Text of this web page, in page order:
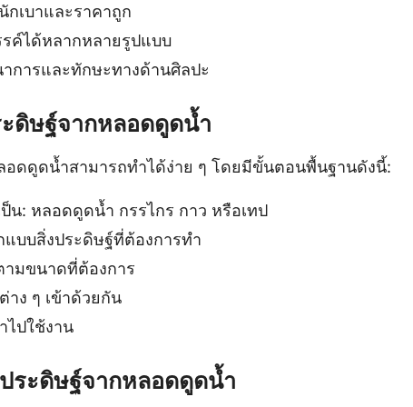
เบาและราคาถูก
รค์ได้หลากหลายรูปแบบ
การและทักษะทางด้านศิลปะ
ดิษฐ์จากหลอดดูดน้ำ
อดดูดน้ำสามารถทำได้ง่าย ๆ โดยมีขั้นตอนพื้นฐานดังนี้:
น: หลอดดูดน้ำ กรรไกร กาว หรือเทป
แบบสิ่งประดิษฐ์ที่ต้องการทำ
มขนาดที่ต้องการ
ง ๆ เข้าด้วยกัน
ไปใช้งาน
ระดิษฐ์จากหลอดดูดน้ำ